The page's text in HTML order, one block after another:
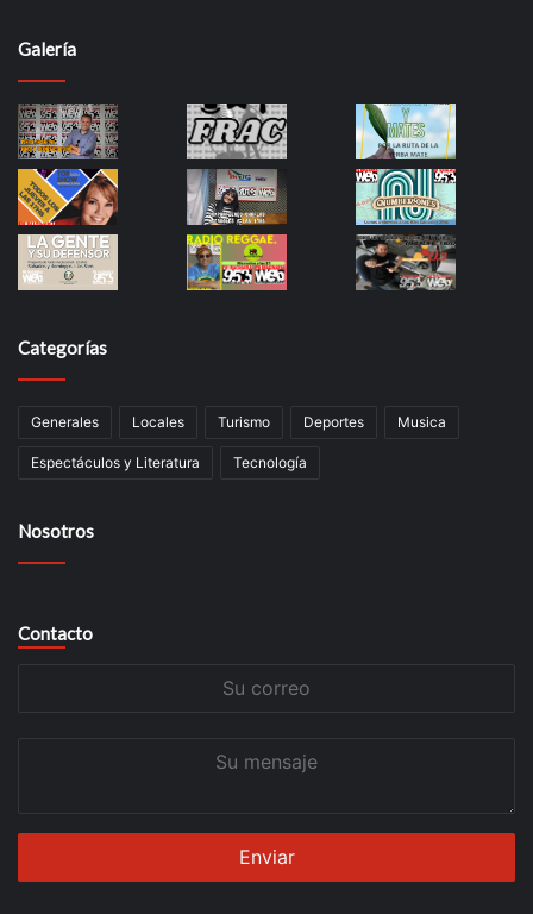
Galería
Categorías
Generales Locales Turismo Deportes Musica
Espectáculos y Literatura Tecnología
Nosotros
Contacto